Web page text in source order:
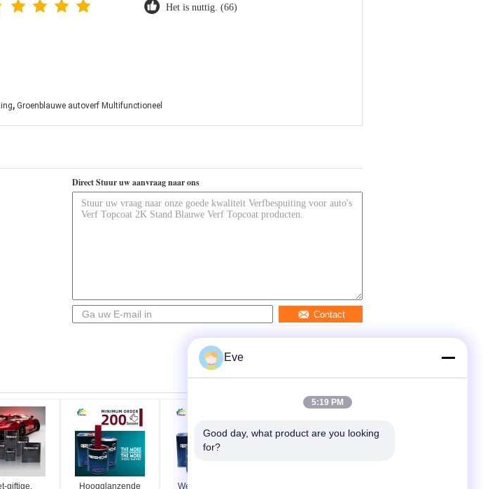
Het is nuttig. (66)
, Groenblauwe autoverf Multifunctioneel
Direct Stuur uw aanvraag naar ons
Contact
giftige, Hoogglanzende Weerbestendige
Eve
5:19 PM
Good day, what product are you looking
for?